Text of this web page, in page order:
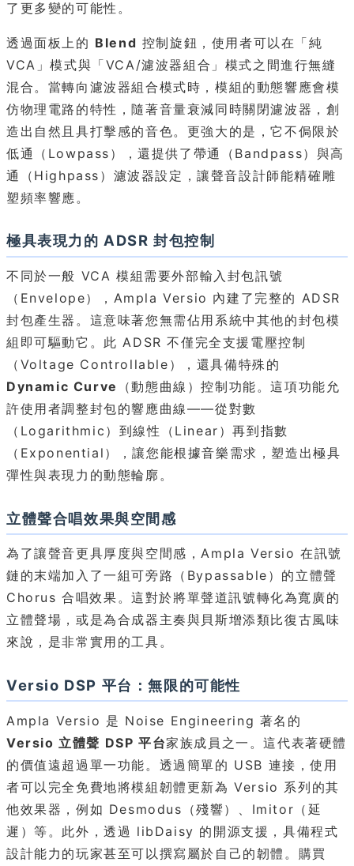
了更多變的可能性。
透過面板上的 Blend 控制旋鈕，使用者可以在「純
VCA」模式與「VCA/濾波器組合」模式之間進行無縫
混合。當轉向濾波器組合模式時，模組的動態響應會模
仿物理電路的特性，隨著音量衰減同時關閉濾波器，創
造出自然且具打擊感的音色。更強大的是，它不侷限於
低通（Lowpass），還提供了帶通（Bandpass）與高
通（Highpass）濾波器設定，讓聲音設計師能精確雕
塑頻率響應。
極具表現力的 ADSR 封包控制
不同於一般 VCA 模組需要外部輸入封包訊號
（Envelope），Ampla Versio 內建了完整的 ADSR
封包產生器。這意味著您無需佔用系統中其他的封包模
組即可驅動它。此 ADSR 不僅完全支援電壓控制
（Voltage Controllable），還具備特殊的
Dynamic Curve
（動態曲線）控制功能。這項功能允
許使用者調整封包的響應曲線——從對數
（Logarithmic）到線性（Linear）再到指數
（Exponential），讓您能根據音樂需求，塑造出極具
彈性與表現力的動態輪廓。
立體聲合唱效果與空間感
為了讓聲音更具厚度與空間感，Ampla Versio 在訊號
鏈的末端加入了一組可旁路（Bypassable）的立體聲
Chorus 合唱效果。這對於將單聲道訊號轉化為寬廣的
立體聲場，或是為合成器主奏與貝斯增添類比復古風味
來說，是非常實用的工具。
Versio DSP 平台：無限的可能性
Ampla Versio 是 Noise Engineering 著名的
Versio 立體聲 DSP 平台家族成員之一。這代表著硬體
的價值遠超過單一功能。透過簡單的 USB 連接，使用
者可以完全免費地將模組韌體更新為 Versio 系列的其
他效果器，例如 Desmodus（殘響）、Imitor（延
遲）等。此外，透過 libDaisy 的開源支援，具備程式
設計能力的玩家甚至可以撰寫屬於自己的韌體。購買